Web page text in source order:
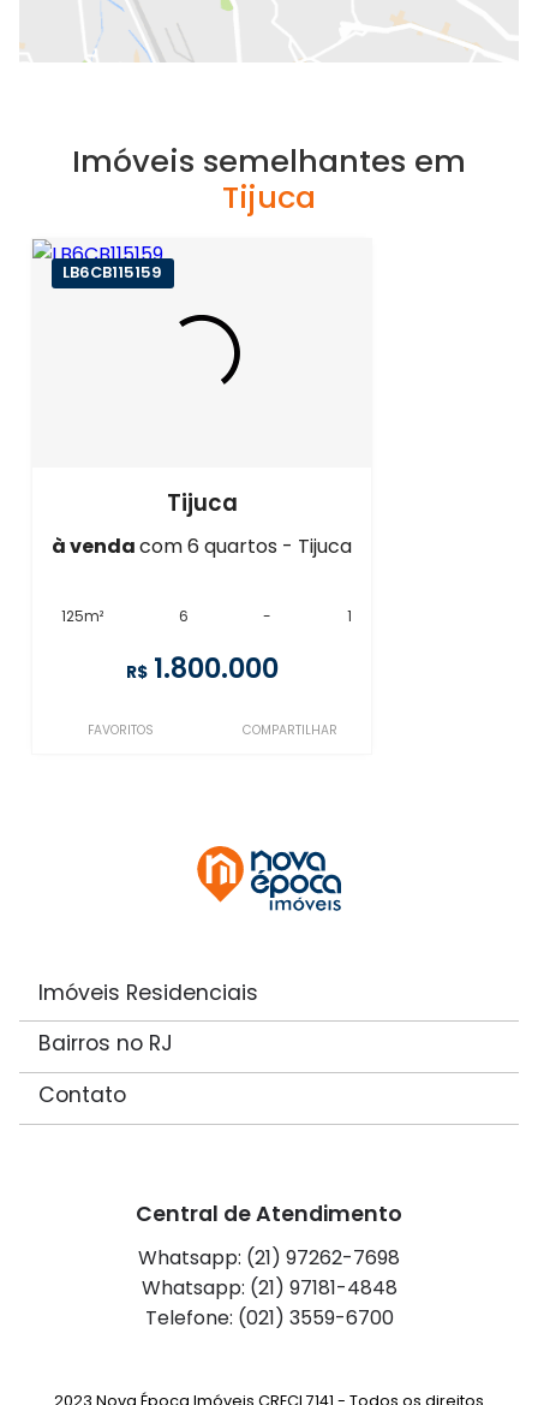
Imóveis semelhantes em
Tijuca
LB6CB115159
Tijuca
à vendacom 6 quartos - Tijuca
125m² 6 - 1
R$ 1.800.000
FAVORITOS COMPARTILHAR
Imóveis Residenciais
Bairros no RJ
Contato
Central de Atendimento
Whatsapp: (21) 97262-7698
Whatsapp: (21) 97181-4848
Telefone: (021) 3559-6700
2023 Nova Época Imóveis CRECI 7141 - Todos os direitos